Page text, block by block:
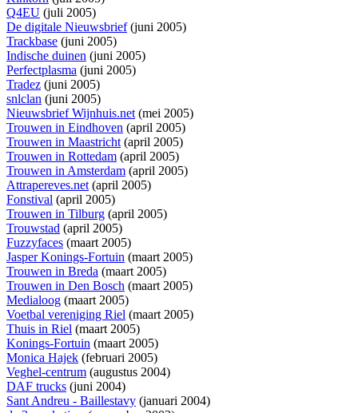
Q4EU (juli 2005)
De digitale Nieuwsbrief(juni 2005)
Trackbase (juni 2005)
Indische duinen (juni 2005)
Perfectplasma (juni 2005)
Tradez (juni 2005)
snlclan (juni 2005)
Nieuwsbrief Wijnhuis.net(mei 2005)
Trouwen in Eindhoven (april 2005)
Trouwen in Maastricht(april 2005)
Trouwen in Rottedam (april 2005)
Trouwen in Amsterdam (april 2005)
Attrapereves.net(april 2005)
Fonstival (april 2005)
Trouwen in Tilburg (april 2005)
Trouwstad (april 2005)
Fuzzyfaces (maart 2005)
Jasper Konings-Fortuin (maart 2005)
Trouwen in Breda (maart 2005)
Trouwen in Den Bosch (maart 2005)
Medialoog (maart 2005)
Voetbal vereniging Riel (maart 2005)
Thuis in Riel (maart 2005)
Konings-Fortuin (maart 2005)
Monica Hajek (februari 2005)
Veghel-centrum (augustus 2004)
DAF trucks (juni 2004)
Sant Andreu - Baillestavy (januari 2004)